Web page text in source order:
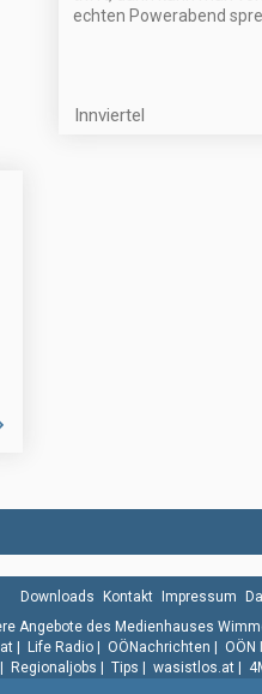
echten Powerabend
Innviertel
Downloads Kontakt Impressum
Angebote des Medienhauses
Life Radio OÖNachrichten OÖN
Regionaljobs Tips wasistlos.at